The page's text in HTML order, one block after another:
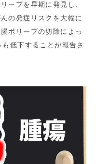
ープを早期に発見し、
の発症リスクを大幅に
ポリープの切除によっ
低下することが報告さ